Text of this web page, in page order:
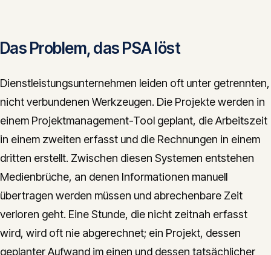
Das Problem, das PSA löst
Dienstleistungsunternehmen leiden oft unter getrennten,
nicht verbundenen Werkzeugen. Die Projekte werden in
einem Projektmanagement-Tool geplant, die Arbeitszeit
in einem zweiten erfasst und die Rechnungen in einem
dritten erstellt. Zwischen diesen Systemen entstehen
Medienbrüche, an denen Informationen manuell
übertragen werden müssen und abrechenbare Zeit
verloren geht. Eine Stunde, die nicht zeitnah erfasst
wird, wird oft nie abgerechnet; ein Projekt, dessen
geplanter Aufwand im einen und dessen tatsächlicher